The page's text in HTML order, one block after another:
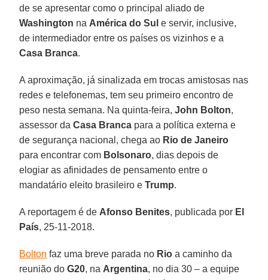
de se apresentar como o principal aliado de
Washington na América do Sul e servir, inclusive,
de intermediador entre os países os vizinhos e a
Casa Branca.
A aproximação, já sinalizada em trocas amistosas nas
redes e telefonemas, tem seu primeiro encontro de
peso nesta semana. Na quinta-feira,John Bolton,
assessor daCasa Branca para a política externa e
de segurança nacional, chega ao Rio de Janeiro
para encontrar com Bolsonaro, dias depois de
elogiar as afinidades de pensamento entre o
mandatário eleito brasileiro eTrump.
A reportagem é de Afonso Benites, publicada por El
País, 25-11-2018.
Bolton faz uma breve parada no Rio a caminho da
reunião doG20, na Argentina, no dia 30 – a equipe